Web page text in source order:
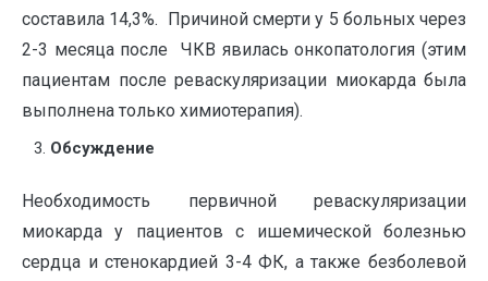
составила 14,3%. Причиной смерти у 5 больных через
2-3 месяца после ЧКВ явилась онкопатология (этим
пациентам после реваскуляризации миокарда была
выполнена только химиотерапия).
Обсуждение
Необходимость первичной реваскуляризации
миокарда у пациентов с ишемической болезнью
сердца и стенокардией 3-4 ФК, а также безболевой